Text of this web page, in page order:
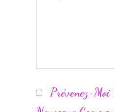
Prévenez-Moi